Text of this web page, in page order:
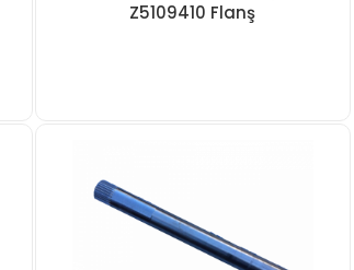
Z5109410 Flanş